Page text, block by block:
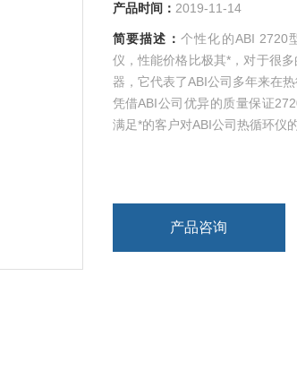
产品时间： 2019-11-14
简要描述： 个性化的ABI 2720
仪，性能价格比极其*，对于很
器，它代表了ABI公司多年来在热
凭借ABI公司优异的质量保证
满足*的客户对ABI公司热循环仪的
产品咨询